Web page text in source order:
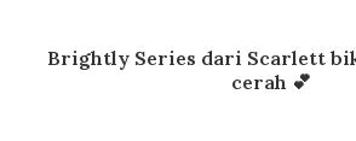
Brightly Series dari Scarlett
cerah 💕